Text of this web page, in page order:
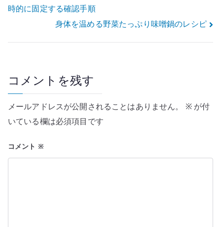
稿
ゲ
ー
シ
ン
時的に固定する確認手順
身体を温める野菜たっぷり味噌鍋のレシピ
コメントを残す
メールアドレスが公開されることはありません。 ※が付
いている欄は必須項目です
コメント ※